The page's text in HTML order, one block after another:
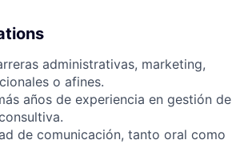
administrativas, marketing,
o afines.
años de experiencia en gestión de
de comunicación, tanto oral como